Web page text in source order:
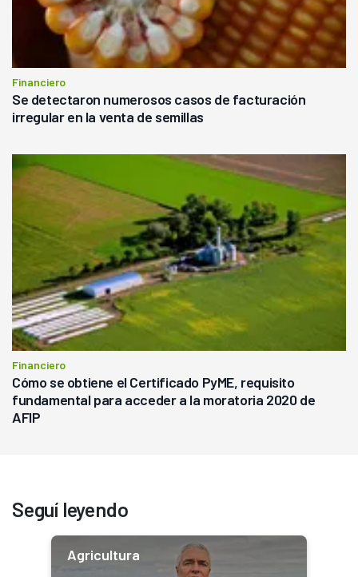
Financiero
Se detectaron numerosos casos de facturación
irregular en la venta de semillas
Financiero
Cómo se obtiene el Certificado PyME, requisito
fundamental para acceder a la moratoria 2020 de
AFIP
Seguí leyendo
Agricultura